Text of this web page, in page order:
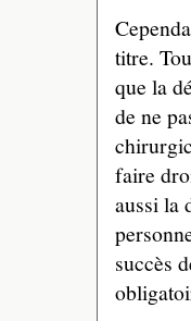
titre.
que la
de ne
faire
aussi la
succès